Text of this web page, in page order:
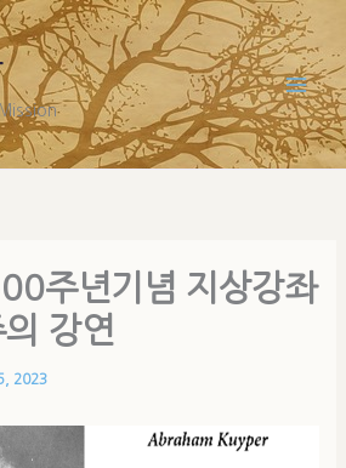
주년기념 지상강좌
강연
2023